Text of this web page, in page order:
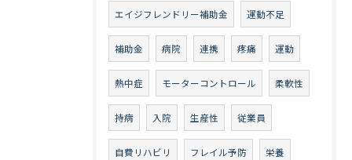
エイジフレンドリー補助金 運動不足
補助金 病院 連携 疼痛 運動
熱中症 モーターコントロール 柔軟性
持病 入院 生産性 従業員
自費リハビリ フレイル予防 栄養